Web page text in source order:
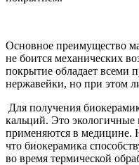
Основное преимущество
не боится механических
покрытие обладает всеми
нержавейки, но при этом
Для получения
кальций. Это
применяются в медицине.
что биокерамика
во время термической